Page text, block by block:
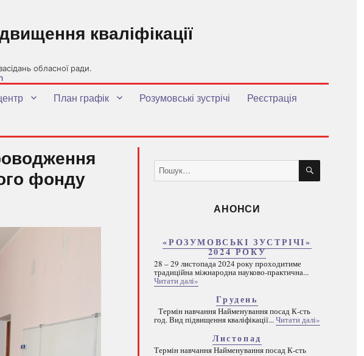
обласної ради.
кваліфікації
План графік Розумовські зустрічі
Реєстрація
фонду
Пошук
за
ШУКАТИ
АНОНСИ
«РОЗУМОВСЬКІ ЗУСТРІЧІ»
2024 РОКУ
28 – 29 листопада 2024 року проходитиме
традиційна міжнародна науково-практична...
Читати далі»
Грудень
Термін навчання Найменування посад К-сть
год. Вид підвищення кваліфікації...Читати далі»
Листопад
Термін навчання Найменування посад К-сть